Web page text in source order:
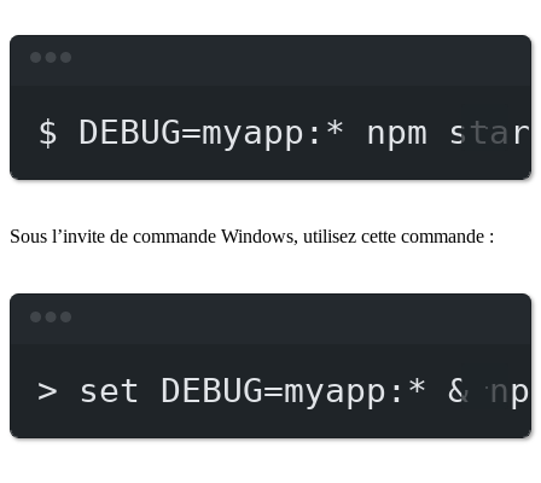
$ DEBUG=myapp: * npm
Sous l’invite de commande Windows, utilisez cette commande :
> set DEBUG=myapp:* &